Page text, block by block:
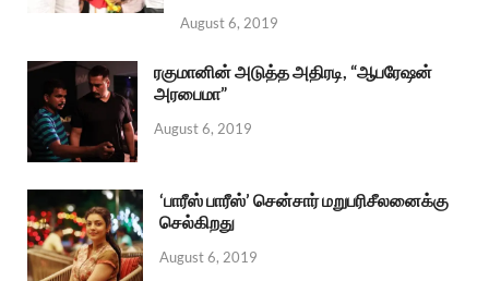
August 6, 2019
ரகுமானின் அடுத்த அதிரடி, “ஆபரேஷன்
அரபைமா”
August 6, 2019
‘பாரீஸ் பாரீஸ்’ சென்சார் மறுபரிசீலனைக்கு
செல்கிறது
August 6, 2019